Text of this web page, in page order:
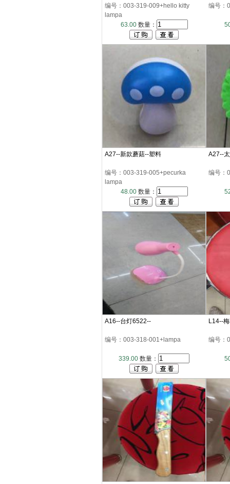
编号：003-319-009+hello kitty
lampa
63.00数量：
编号：
A27--新款蘑菇--塑料
编号：003-319-005+pecurka
lampa
48.00数量：
A27--
编号：
A16--台灯6522--
编号：003-318-001+lampa
339.00 数量：
L14--
编号：